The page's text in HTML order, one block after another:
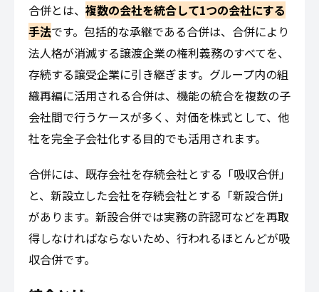
合併とは、 複数の会社を統合して1つの会社にする
手法です。包括的な承継である合併は、合併により
法人格が消滅する譲渡企業の権利義務のすべてを、
存続する譲受企業に引き継ぎます。グループ内の組
織再編に活用される合併は、機能の統合を複数の子
会社間で行うケースが多く、対価を株式として、他
社を完全子会社化する目的でも活用されます。
合併には、既存会社を存続会社とする「吸収合併」
と、新設立した会社を存続会社とする「新設合併」
があります。新設合併では実務の許認可などを再取
得しなければならないため、行われるほとんどが吸
収合併です。